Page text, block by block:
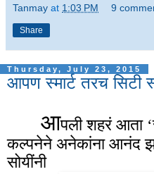
Tanmay at 1:03 PM 9
Share
Thursday, July 23, 2015
आपण स्मार्ट तरच सिटी
आपली शहरं आता
कल्पनेने अनेकांना आनंद
सोयींनी